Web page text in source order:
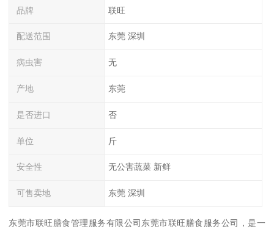
品牌 联旺
配送范围 东莞 深圳
病虫害 无
产地 东莞
是否进口 否
单位 斤
安全性 无公害蔬菜 新鲜
可售卖地 东莞 深圳
东莞市联旺膳食管理服务有限公司东莞市联旺膳食服务公司，是一